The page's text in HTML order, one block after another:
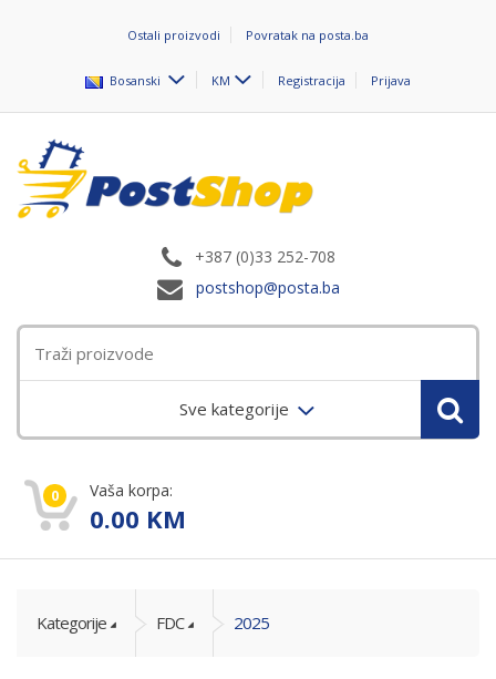
Ostali proizvodi Povratak na posta.ba
Bosanski KM Registracija Prijava
+387 (0)33 252-708
postshop@posta.ba
Sve kategorije
0 Vaša korpa:
0.00 KM
Kategorije FDC 2025